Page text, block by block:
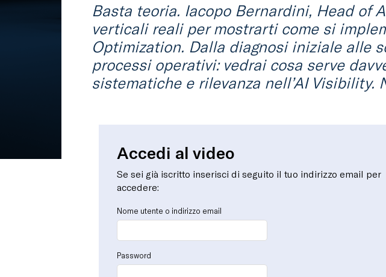
Basta teoria. Iacopo Bernardini, Head of
verticali reali per mostrarti come si
Optimization. Dalla diagnosi iniziale alle
processi operativi: vedrai cosa serve
sistematiche e rilevanza nell’AI
Accedi al video
Se sei già iscritto inserisci di seguito il tuo indirizzo email per
accedere:
Nome utente o indirizzo email
Password